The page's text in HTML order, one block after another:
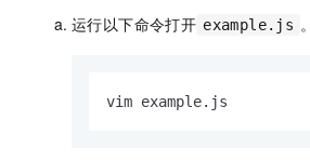
运行以下命令打开 example.js 。
vim example.js